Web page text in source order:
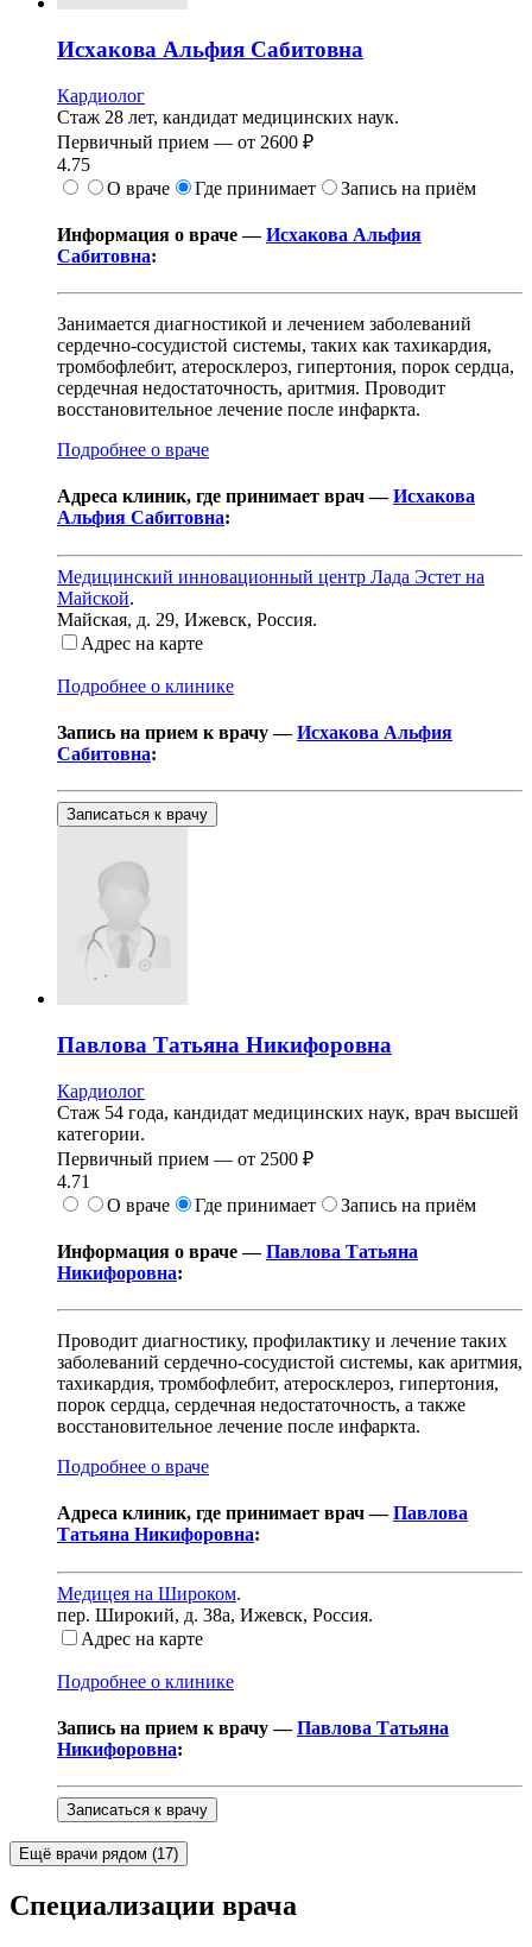
Исхакова Альфия Сабитовна
Кардиолог
Стаж 28 лет, кандидат медицинских наук.
Первичный прием — от 2600 ₽
4.75
О враче
Где принимает Запись на приём
Информация о враче —Исхакова Альфия
Сабитовна:
Занимается диагностикой и лечением заболеваний
сердечно-сосудистой системы, таких как тахикардия,
тромбофлебит, атеросклероз, гипертония, порок сердца,
сердечная недостаточность, аритмия. Проводит
восстановительное лечение после инфаркта.
Подробнее о враче
Адреса клиник, где принимает врач —Исхакова
Альфия Сабитовна:
Медицинский инновационный центр Лада Эстет на
Майской.
Майская, д. 29, Ижевск, Россия.
Адрес на карте
Подробнее о клинике
Запись на прием к врачу —Исхакова Альфия
Сабитовна:
Записаться к врачу
Павлова Татьяна Никифоровна
Кардиолог
Стаж 54 года, кандидат медицинских наук, врач высшей
категории.
Первичный прием — от 2500 ₽
4.71
О враче
Где принимает Запись на приём
Информация о враче —Павлова Татьяна
Никифоровна:
Проводит диагностику, профилактику и лечение таких
заболеваний сердечно-сосудистой системы, как аритмия,
тахикардия, тромбофлебит, атеросклероз, гипертония,
порок сердца, сердечная недостаточность, а также
восстановительное лечение после инфаркта.
Подробнее о враче
Адреса клиник, где принимает врач —Павлова
Татьяна Никифоровна:
Медицея на Широком.
пер. Широкий, д. 38а, Ижевск, Россия.
Адрес на карте
Подробнее о клинике
Запись на прием к врачу —Павлова Татьяна
Никифоровна:
Записаться к врачу
Ещё врачи рядом (17)
Специализации врача